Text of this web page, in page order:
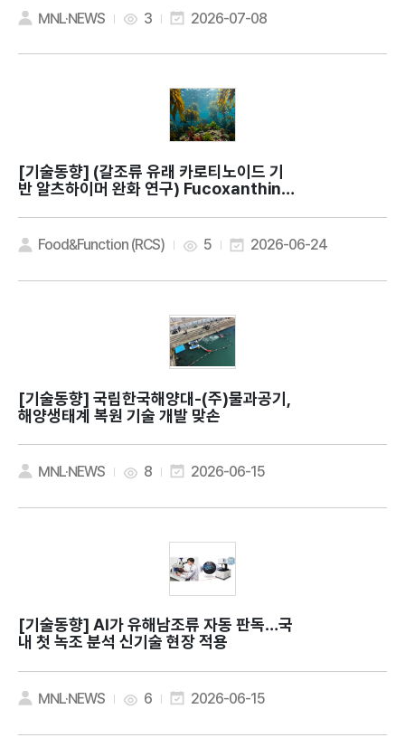
MNL·NEWS 3 2026-07-08
[기술동향]
반 알츠하이머 완화 연구) Fucoxanthin e
utophagic flux and attenuates fer
roptosis in Alzheimer's disease mo
dels
Food&Function (RCS) 5 2026-06-24
[기술동향]
해양생태계 복원 기술 개발 맞손
MNL·NEWS 8 2026-06-15
[기술동향]
내 첫 녹조 분석 신기술 현장 적용
MNL·NEWS 6 2026-06-15